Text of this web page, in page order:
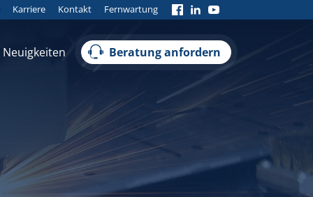
Karriere Kontakt Fernwartung
Neuigkeiten Beratung anfordern